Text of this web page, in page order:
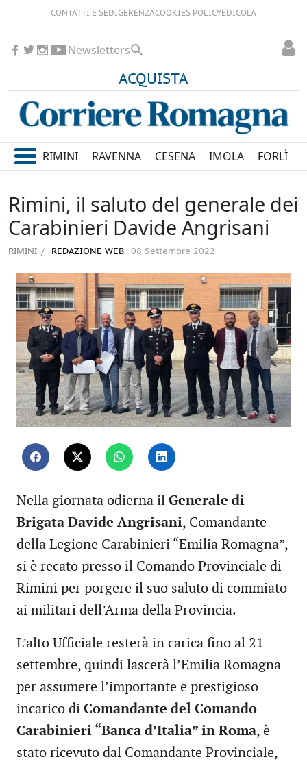
CONTATTI E SEDIGERENZACOOKIES POLICYEDICOLA
ACQUISTA
Newsletters
RIMINI RAVENNA CESENA IMOLA FORLÌ
Rimini, il saluto del generale dei
Carabinieri Davide Angrisani
RIMINI REDAZIONE WEB 08 Settembre 2022
Nella giornata odierna il Generale di
Brigata Davide Angrisani, Comandante
della Legione Carabinieri “Emilia Romagna”,
si è recato presso il Comando Provinciale di
Rimini per porgere il suo saluto di commiato
ai militari dell’Arma della Provincia.
L’alto Ufficiale resterà in carica fino al 21
settembre, quindi lascerà l’Emilia Romagna
per assumere l’importante e prestigioso
incarico di Comandante del Comando
Carabinieri “Banca d’Italia” in Roma, è
stato ricevuto dal Comandante Provinciale,